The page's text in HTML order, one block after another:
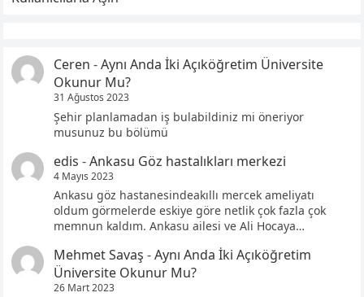
Ceren -Aynı Anda İki Açıköğretim Üniversite
Okunur Mu?
31 Ağustos 2023
Şehir planlamadan iş bulabildiniz mi öneriyor
musunuz bu bölümü
edis -Ankasu Göz hastalıkları merkezi
4 Mayıs 2023
Ankasu göz hastanesindeakıllı mercek ameliyatı
oldum görmelerde eskiye göre netlik çok fazla çok
memnun kaldım. Ankasu ailesi ve Ali Hocaya…
Mehmet Savaş -Aynı Anda İki Açıköğretim
Üniversite Okunur Mu?
26 Mart 2023